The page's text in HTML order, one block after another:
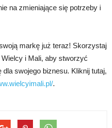
na zmieniające się potrzeby i
markę już teraz! Skorzystaj
i Mali, aby stworzyć
swojego biznesu. Kliknij tutaj,
.